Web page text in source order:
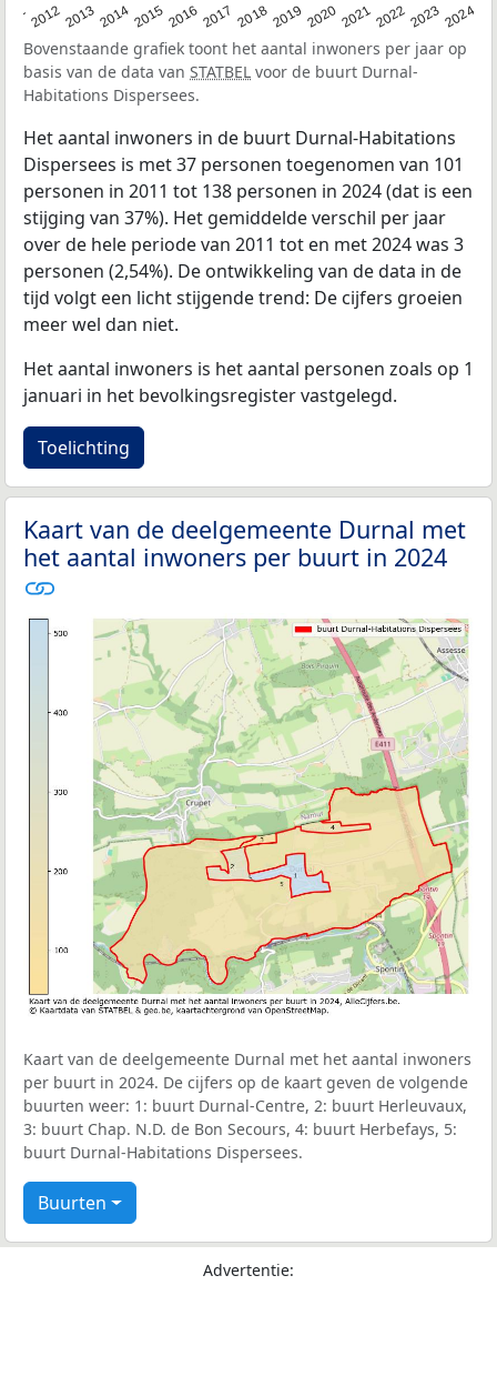
201220132014201520162017 20182019 20202021202220232024
Bovenstaande grafiek toont het aantal inwoners per jaar op
basis van de data van STATBEL voor de buurt Durnal-
Habitations Dispersees.
Het aantal inwoners in de buurt Durnal-Habitations
Dispersees is met 37 personen toegenomen van 101
personen in 2011 tot 138 personen in 2024 (dat is een
stijging van 37%). Het gemiddelde verschil per jaar
over de hele periode van 2011 tot en met 2024 was 3
personen (2,54%). De ontwikkeling van de data in de
tijd volgt een licht stijgende trend: De cijfers groeien
meer wel dan niet.
Het aantal inwoners is het aantal personen zoals op 1
januari in het bevolkingsregister vastgelegd.
Toelichting
Kaart van de deelgemeente Durnal met
het aantal inwoners per buurt in 2024
Kaart van de deelgemeente Durnal met het aantal inwoners
per buurt in 2024. De cijfers op de kaart geven de volgende
buurten weer: 1: buurt Durnal-Centre, 2: buurt Herleuvaux,
3: buurt Chap. N.D. de Bon Secours, 4: buurt Herbefays, 5:
buurt Durnal-Habitations Dispersees.
Buurten
Advertentie: